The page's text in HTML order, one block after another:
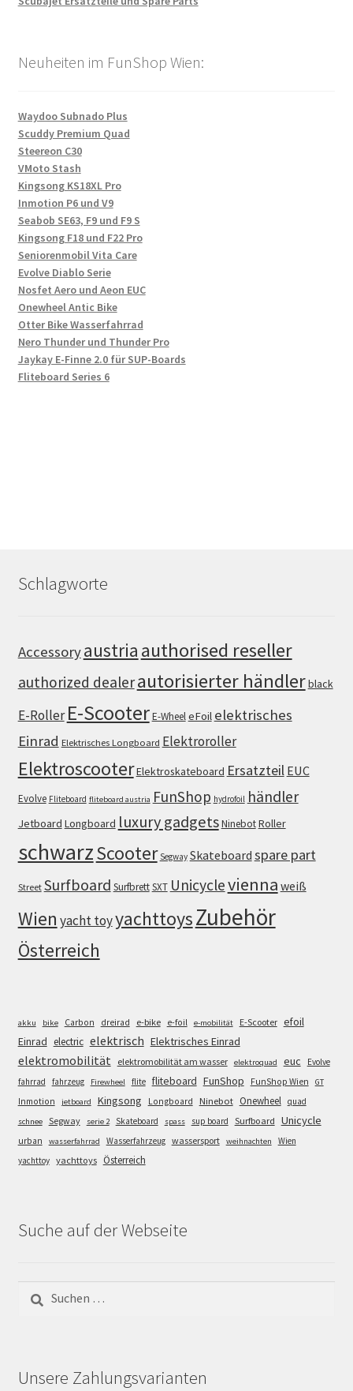
Neuheiten im FunShop Wien:
Waydoo Subnado Plus
Scuddy Premium Quad
Steereon C30
VMoto Stash
Kingsong KS18XL Pro
Inmotion P6 und V9
Seabob SE63, F9 und F9 S
Kingsong F18 und F22 Pro
Seniorenmobil Vita Care
Evolve Diablo Serie
Nosfet Aero und Aeon EUC
Onewheel Antic Bike
Otter Bike Wasserfahrrad
Nero Thunder und Thunder Pro
Jaykay E-Finne 2.0 für SUP-Boards
Fliteboard Series 6
Schlagworte
Accessoryaustria authorised reseller
authorized dealerautorisierter händlerblack
E-Roller E-ScooterE-WheeleFoil elektrisches
Einrad Elektrisches Longboard Elektroroller
ElektroscooterElektroskateboard Ersatzteil EUC
Evolve Fliteboard fliteboard austria FunShop hydrofoil händler
Jetboard Longboard luxury gadgetsNinebotRoller
schwarzScooter Segway Skateboard spare part
Street Surfboard SurfbrettSXT Unicyclevienna weiß
Wien yacht toyyachttoysZubehör
Österreich
akku bike Carbon dreirad e-bike e-foil e-mobilität E-Scooter efoil
Einrad electric elektrisch Elektrisches Einrad
elektromobilität elektromobilität am wasser elektroquad euc
Evolve
fahrrad
fahrzeug Firewheel flite fliteboard FunShop FunShop Wien GT
Inmotion jetboard Kingsong Longboard Ninebot Onewheel quad
schnee Segway serie 2 Skateboard spass sup board Surfboard Unicycle
urban wasserfahrrad Wasserfahrzeug wassersport weihnachten
Wien
yachttoy yachttoys Österreich
Suche auf der Webseite
nach:
Unsere Zahlungsvarianten